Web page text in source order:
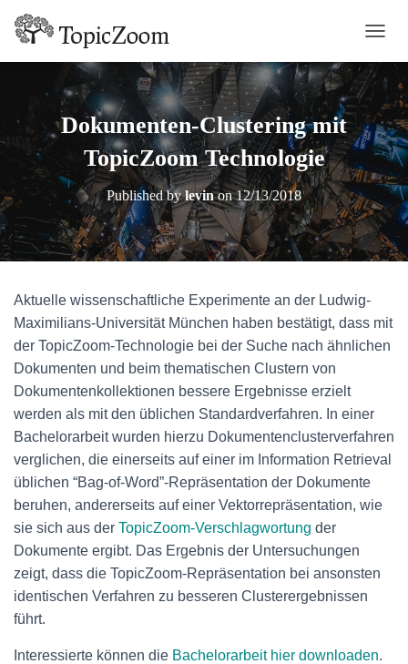
Dokumenten-Clustering mit
TopicZoom Technologie
Published bylevinon12/13/2018
Aktuelle wissenschaftliche Experimente an der Ludwig-
Maximilians-Universität München haben bestätigt, dass mit
der TopicZoom-Technologie bei der Suche nach ähnlichen
Dokumenten und beim thematischen Clustern von
Dokumentenkollektionen bessere Ergebnisse erzielt
werden als mit den üblichen Standardverfahren. In einer
Bachelorarbeit wurden hierzu Dokumentenclusterverfahren
verglichen, die einerseits auf einer im Information Retrieval
üblichen “Bag-of-Word”-Repräsentation der Dokumente
beruhen, andererseits auf einer Vektorrepräsentation, wie
sie sich aus der TopicZoom-Verschlagwortung der
Dokumente ergibt. Das Ergebnis der Untersuchungen
zeigt, dass die TopicZoom-Repräsentation bei ansonsten
identischen Verfahren zu besseren Clusterergebnissen
führt.
Interessierte können die Bachelorarbeit hier downloaden.